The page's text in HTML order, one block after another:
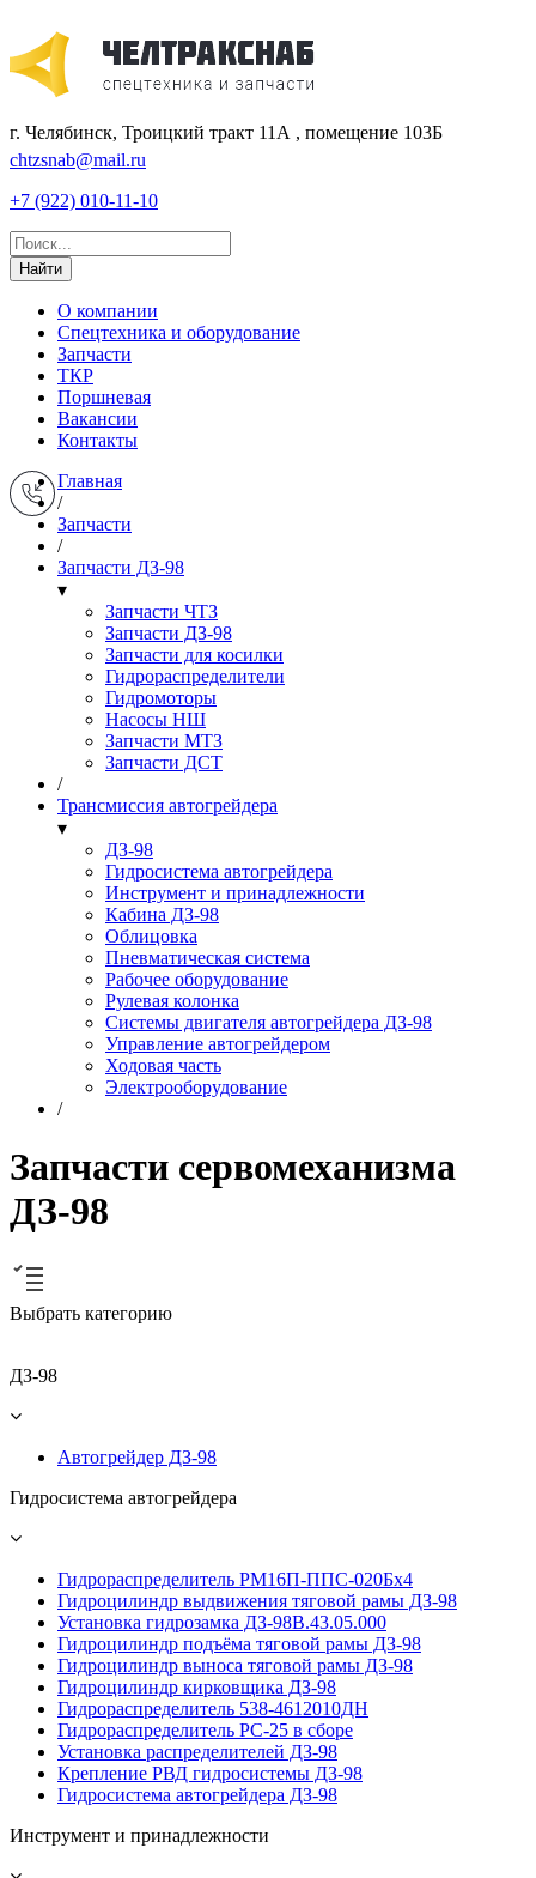
г. Челябинск, Троицкий тракт 11А , помещение 103Б
chtzsnab@mail.ru
+7 (922) 010-11-10
Найти
О компании
Спецтехника и оборудование
Запчасти
ТКР
Поршневая
Вакансии
Контакты
Главная
/
Запчасти
/
Запчасти ДЗ-98
▾
Запчасти ЧТЗ
Запчасти ДЗ-98
Запчасти для косилки
Гидрораспределители
Гидромоторы
Насосы НШ
Запчасти МТЗ
Запчасти ДСТ
/
Трансмиссия автогрейдера
▾
ДЗ-98
Гидросистема автогрейдера
Инструмент и принадлежности
Кабина ДЗ-98
Облицовка
Пневматическая система
Рабочее оборудование
Рулевая колонка
Системы двигателя автогрейдера ДЗ-98
Управление автогрейдером
Ходовая часть
Электрооборудование
/
Запчасти сервомеханизма
ДЗ-98
Выбрать категорию
ДЗ-98
Автогрейдер ДЗ-98
Гидросистема автогрейдера
Гидрораспределитель РМ16П-ППС-020Бх4
Гидроцилиндр выдвижения тяговой рамы ДЗ-98
Установка гидрозамка ДЗ-98В.43.05.000
Гидроцилиндр подъёма тяговой рамы ДЗ-98
Гидроцилиндр выноса тяговой рамы ДЗ-98
Гидроцилиндр кирковщика ДЗ-98
Гидрораспределитель 538-4612010ДН
Гидрораспределитель PС-25 в сборе
Установка распределителей ДЗ-98
Крепление РВД гидросистемы ДЗ-98
Гидросистема автогрейдера ДЗ-98
Инструмент и принадлежности